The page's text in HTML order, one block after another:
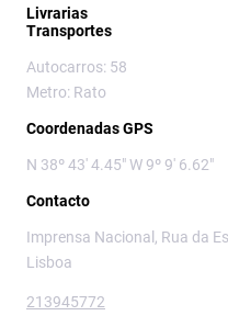
Livrarias
Transportes
Autocarros: 58
Metro: Rato
Coordenadas GPS
N 38º 43' 4.45" W 9º 9' 6.62"
Contacto
Imprensa Nacional, Rua da
Lisboa
213945772